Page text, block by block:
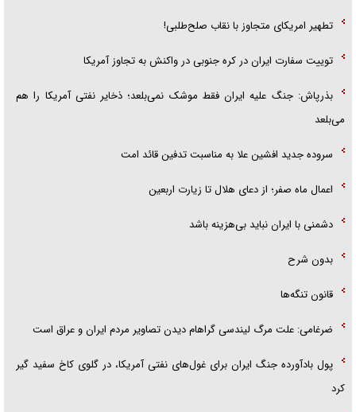
تطهیر امریکای متجاوز با نقاب صلح‌طلبی!
توییت سفارت ایران در کره جنوبی در واکنش به تجاوز آمریکا
بذرپاش: ‏جنگ علیه ایران فقط موشک نمی‌بلعد؛ ذخایر نفتی آمریکا را هم
می‌بلعد
سروده جدید افشین علا به مناسبت تدفین قائد امت
اعمال ماه صفر؛ از دعای هلال تا زیارت اربعین
دشمنی با ایران نباید بی‌هزینه باشد
بدون شرح
قانون تنگه‌ها
ضرغامی: علت مرگ لیندسی گراهام دیدن تصاویر مردم ایران و عراق است
پول بادآورده جنگ ایران برای غول‌های نفتی آمریکا، در گلوی کاخ سفید گیر
کرد